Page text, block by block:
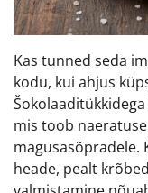
Kas tunned seda
kodu, kui ahjus
mis toob
magusasõpradele.
heade, pealt